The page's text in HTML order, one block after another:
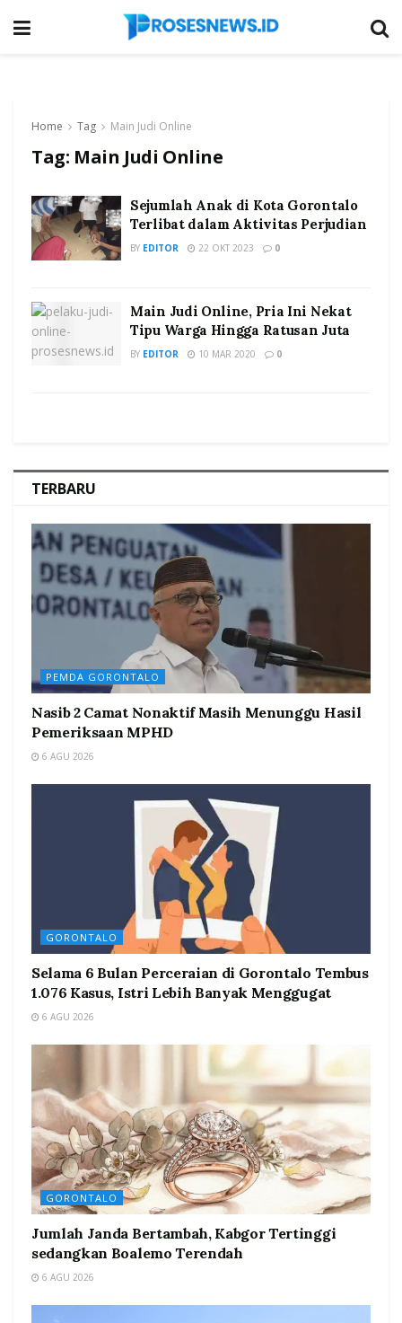
Home Tag Main Judi Online
Tag: Main Judi Online
Sejumlah Anak di Kota Gorontalo
Terlibat dalam Aktivitas Perjudian
BY EDITOR 22 OKT 2023 0
Main Judi Online, Pria Ini Nekat
Tipu Warga Hingga Ratusan Juta
BY EDITOR 10 MAR 2020 0
TERBARU
PEMDA GORONTALO
Nasib 2 Camat Nonaktif Masih Menunggu Hasil
Pemeriksaan MPHD
6 AGU 2026
GORONTALO
Selama 6 Bulan Perceraian di Gorontalo Tembus
1.076 Kasus, Istri Lebih Banyak Menggugat
6 AGU 2026
GORONTALO
Jumlah Janda Bertambah, Kabgor Tertinggi
sedangkan Boalemo Terendah
6 AGU 2026